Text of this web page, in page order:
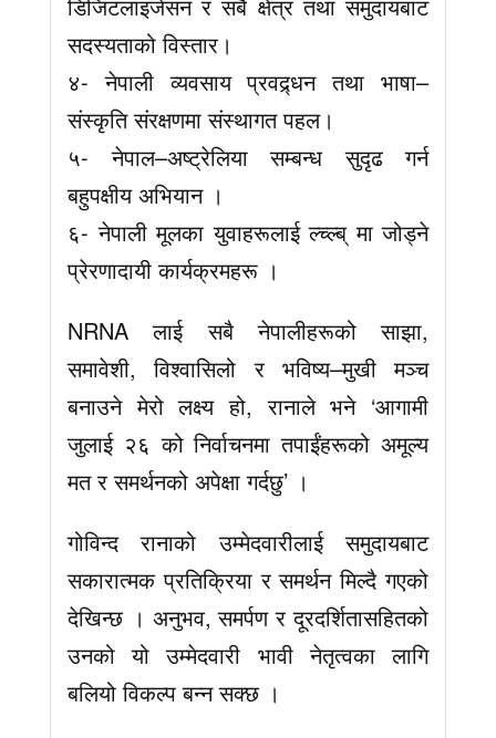
डिजिटलाइजेसन र सबै क्षेत्र तथा समुदायबाट
सदस्यताको विस्तार।
४- नेपाली व्यवसाय प्रवद्र्धन तथा भाषा–
संस्कृति संरक्षणमा संस्थागत पहल।
५- नेपाल–अष्ट्रेलिया सम्बन्ध सुदृढ गर्न
बहुपक्षीय अभियान ।
६- नेपाली मूलका युवाहरूलाई ल्च्ल्ब् मा जोड्ने
प्रेरणादायी कार्यक्रमहरू ।
NRNA लाई सबै नेपालीहरूको साझा,
समावेशी, विश्वासिलो र भविष्य–मुखी मञ्च
बनाउने मेरो लक्ष्य हो, रानाले भने ‘आगामी
जुलाई २६ को निर्वाचनमा तपाईंहरूको अमूल्य
मत र समर्थनको अपेक्षा गर्दछु’ ।
गोविन्द रानाको उम्मेदवारीलाई समुदायबाट
सकारात्मक प्रतिक्रिया र समर्थन मिल्दै गएको
देखिन्छ । अनुभव, समर्पण र दूरदर्शितासहितको
उनको यो उम्मेदवारी भावी नेतृत्वका लागि
बलियो विकल्प बन्न सक्छ ।